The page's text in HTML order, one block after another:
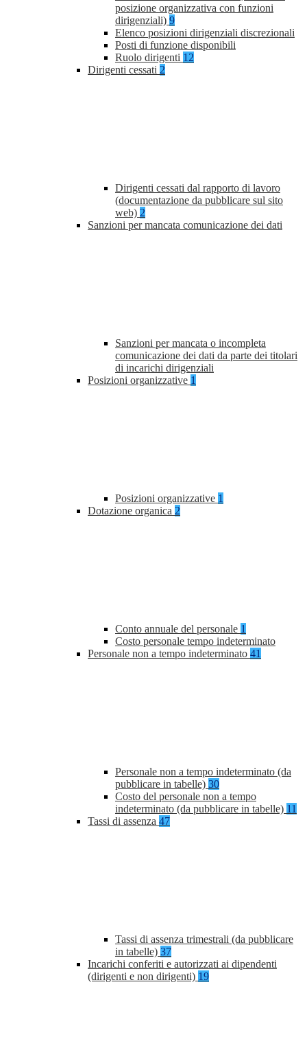
posizione organizzativa con funzioni
dirigenziali) 9
Elenco posizioni dirigenziali discrezionali
Posti di funzione disponibili
Ruolo dirigenti 12
Dirigenti cessati 2
Dirigenti cessati dal rapporto di lavoro
(documentazione da pubblicare sul sito
web) 2
Sanzioni per mancata comunicazione dei dati
Sanzioni per mancata o incompleta
comunicazione dei dati da parte dei titolari
di incarichi dirigenziali
Posizioni organizzative 1
Posizioni organizzative 1
Dotazione organica 2
Conto annuale del personale 1
Costo personale tempo indeterminato
Personale non a tempo indeterminato 41
Personale non a tempo indeterminato (da
pubblicare in tabelle) 30
Costo del personale non a tempo
indeterminato (da pubblicare in tabelle) 11
Tassi di assenza 47
Tassi di assenza trimestrali (da pubblicare
in tabelle) 37
Incarichi conferiti e autorizzati ai dipendenti
(dirigenti e non dirigenti) 19